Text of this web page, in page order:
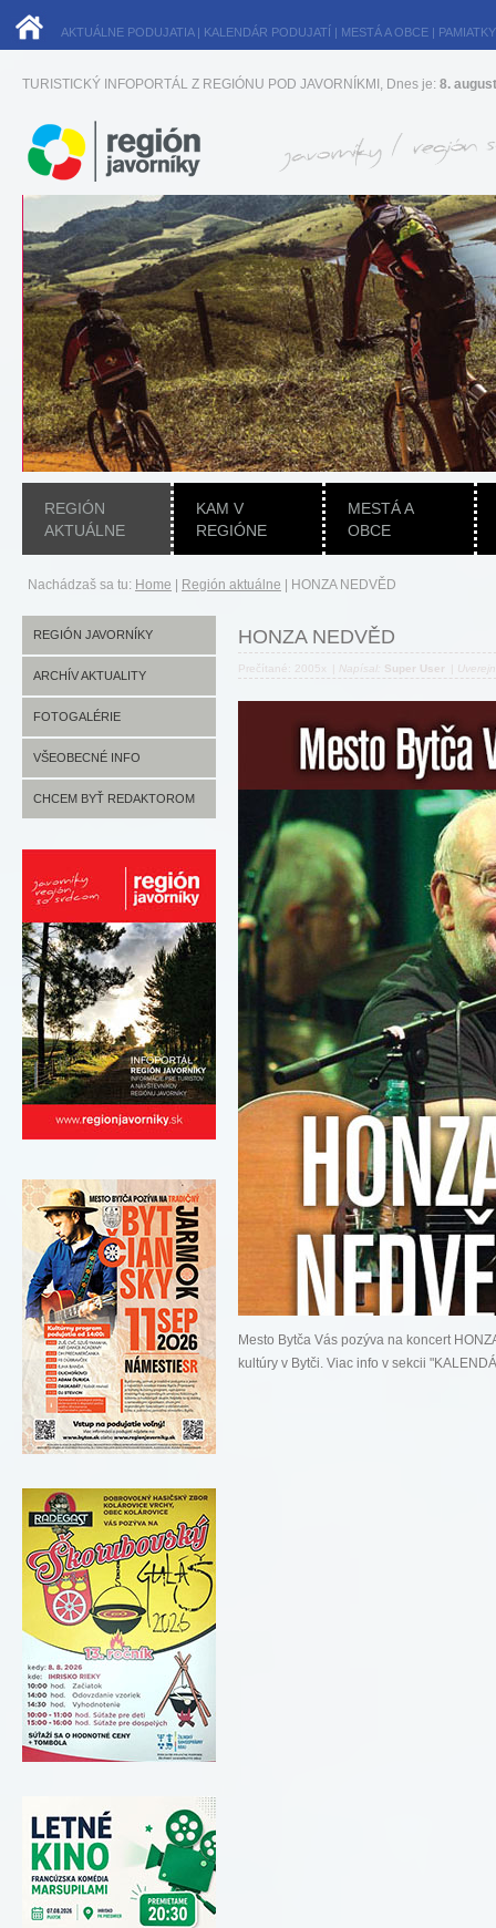
AKTUÁLNE PODUJATIA| KALENDÁR PODUJATÍ | MESTÁ A OBCE | PAMIATKY
TURISTICKÝ INFOPORTÁL Z REGIÓNU POD JAVORNÍKMI, Dnes je: 8.
REGIÓN
AKTUÁLNE
KAM V
REGIÓNE
MESTÁ A
OBCE
Nachádzaš sa tu: Home Región aktuálne HONZA NEDVĚD
REGIÓN JAVORNÍKY
ARCHÍV AKTUALITY
FOTOGALÉRIE
VŠEOBECNÉ INFO
CHCEM BYŤ REDAKTOROM
HONZA NEDVĚD
Prečítané: 2005x Napísal: Super User
Mesto Bytča Vás pozýva na koncert
kultúry v Bytči. Viac info v sekcii